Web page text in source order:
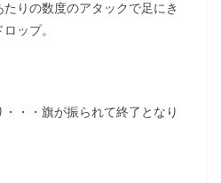
りの数度のアタックで足にき
ップ。
・・旗が振られて終了となり